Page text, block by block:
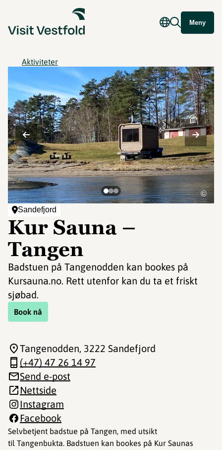
Meny
Aktiviteter
Sandefjord
Kur Sauna –
Tangen
Badstuen på Tangenodden kan bookes på
Kursauna.no. Rett utenfor kan du ta et friskt
sjøbad.
Book nå
©
Selvbetjent badstue på Tangen, med utsikt
til Tangenbukta. Badstuen kan bookes på Kur Saunas
Tangenodden, 3222 Sandefjord
(+47) 47 26 14 97
Send e-post
Nettside
Instagram
Facebook